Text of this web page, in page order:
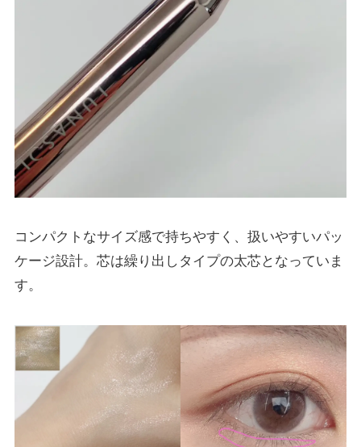
コンパクトなサイズ感で持ちやすく、扱いやすいパッ
ケージ設計。芯は繰り出しタイプの太芯となっていま
す。